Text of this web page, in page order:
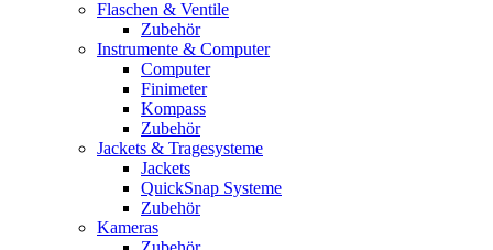
Flaschen & Ventile
Zubehör
Instrumente & Computer
Computer
Finimeter
Kompass
Zubehör
Jackets & Tragesysteme
Jackets
QuickSnap Systeme
Zubehör
Kameras